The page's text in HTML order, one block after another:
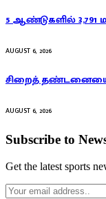
5 ஆண்டுகளில் 3,791
AUGUST 6, 2026
சிறைத் தண்டனையை
AUGUST 6, 2026
Subscribe to
Get the latest sports